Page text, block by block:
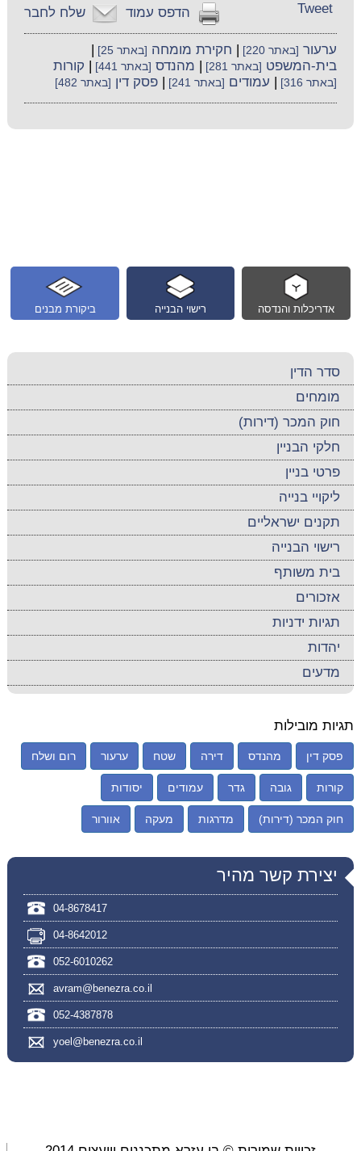
שלח לחבר הדפס עמוד Tweet
ערעור [באתר 220] חקירת מומחה [באתר 25]
בית-המשפט [באתר 281] מהנדס [באתר 441] קורות
[באתר 316] עמודים [באתר 241] |פסק דין [באתר 482]
ביקורת מבנים רישוי הבנייה אדריכלות והנדסה
סדר הדין
מומחים
חוק המכר (דירות)
חלקי הבניין
פרטי בניין
ליקויי בנייה
תקנים ישראליים
רישוי הבנייה
בית משותף
אזכורים
תגיות ידניות
יהדות
מדעים
תגיות מובילות
פסק דין מהנדס דירה שטח ערעור רום ושלח
קורות גובה גדר עמודים יסודות
חוק המכר (דירות) מדרגות מעקה אוורור
יצירת קשר מהיר
04-8678417
04-8642012
052-6010262
avram@benezra.co.il
052-4387878
yoel@benezra.co.il